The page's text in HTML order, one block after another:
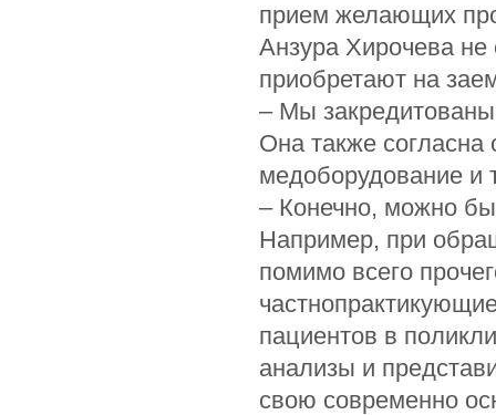
прием желающих
Анзура Хирочева
приобретают на
– Мы закредитованы
Она также согласна
медоборудование и
– Конечно, можно
Например, при
помимо всего
пациентов в
анализы и
свою современно